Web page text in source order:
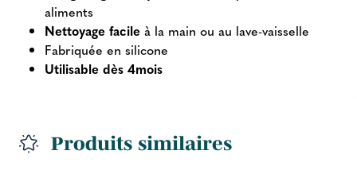
aliments
Nettoyage facile à la main ou au lave-vaisselle
Fabriquée en silicone
Utilisable dès 4mois
Produits similaires